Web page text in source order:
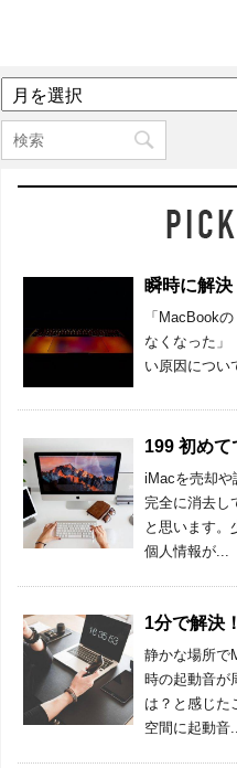
ア
ー
カ
イ
「MacBook
なくなった」
い原因につい
iMacを売却や
完全に消去し
と思います。
個人情報が...
静かな場所で
時の起動音が
は？と感じた
空間に起動音